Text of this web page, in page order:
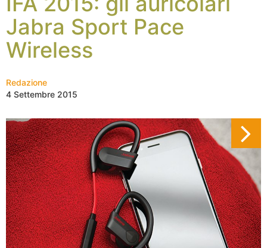
Jabra Sport Pace
Wireless
Redazione
4 Settembre 2015